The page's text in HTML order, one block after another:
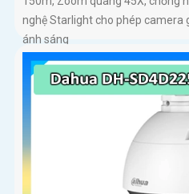
nghệ Starlight cho phép camera
ánh sáng